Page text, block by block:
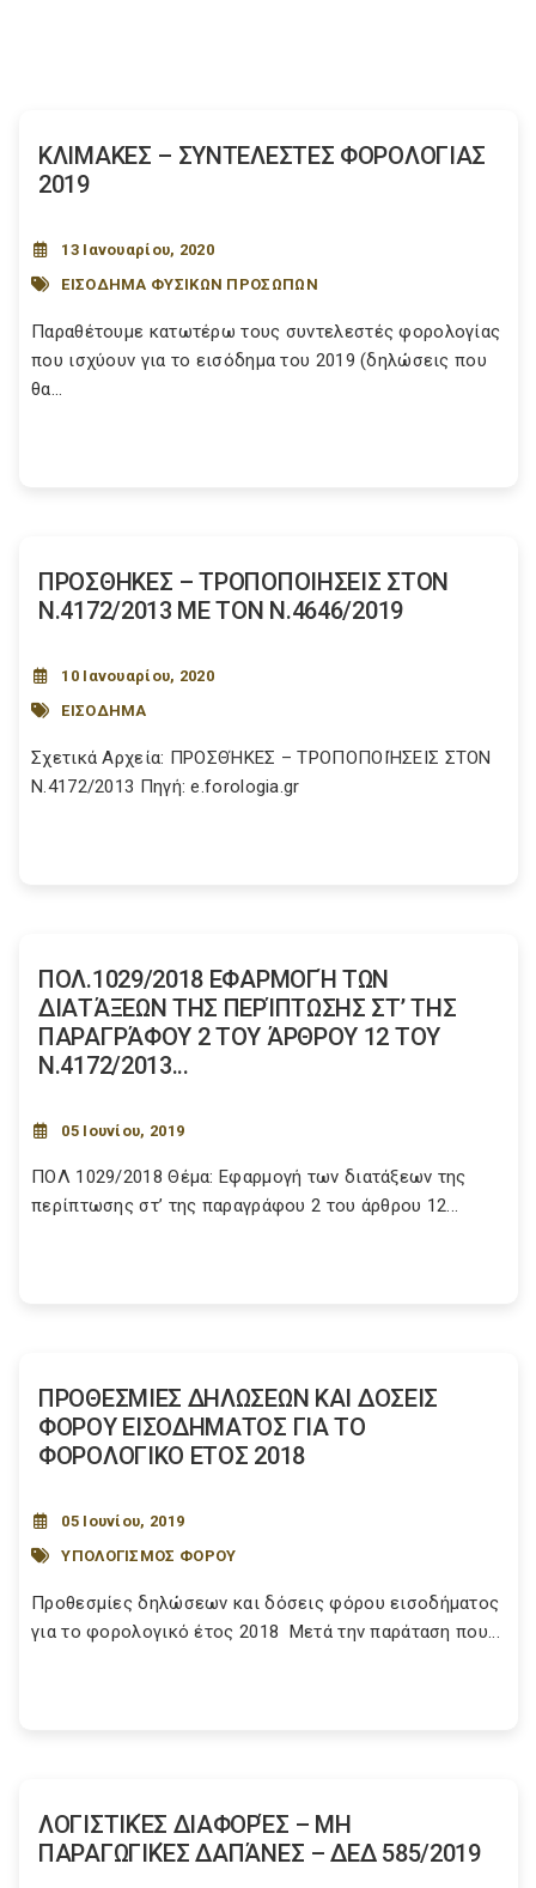
ΚΛΙΜΑΚΕΣ – ΣΥΝΤΕΛΕΣΤΕΣ ΦΟΡΟΛΟΓΙΑΣ
2019
13 Ιανουαρίου, 2020
ΕΙΣΟΔΗΜΑ ΦΥΣΙΚΩΝ ΠΡΟΣΩΠΩΝ
Παραθέτουμε κατωτέρω τους συντελεστές φορολογίας
που ισχύουν για το εισόδημα του 2019 (δηλώσεις που
θα...
ΠΡΟΣΘΗΚΕΣ – ΤΡΟΠΟΠΟΙΗΣΕΙΣ ΣΤΟΝ
Ν.4172/2013 ΜΕ ΤΟΝ Ν.4646/2019
10 Ιανουαρίου, 2020
ΕΙΣΟΔΗΜΑ
Σχετικά Αρχεία: ΠΡΟΣΘΉΚΕΣ – ΤΡΟΠΟΠΟΙΉΣΕΙΣ ΣΤΟΝ
Ν.4172/2013 Πηγή: e.forologia.gr
ΠΟΛ.1029/2018 ΕΦΑΡΜΟΓΉ ΤΩΝ
ΔΙΑΤΆΞΕΩΝ ΤΗΣ ΠΕΡΊΠΤΩΣΗΣ ΣΤ’ ΤΗΣ
ΠΑΡΑΓΡΆΦΟΥ 2 ΤΟΥ ΆΡΘΡΟΥ 12 ΤΟΥ
Ν.4172/2013...
05 Ιουνίου, 2019
ΠΟΛ 1029/2018 Θέμα: Εφαρμογή των διατάξεων της
περίπτωσης στ’ της παραγράφου 2 του άρθρου 12...
ΠΡΟΘΕΣΜΙΕΣ ΔΗΛΩΣΕΩΝ ΚΑΙ ΔΟΣΕΙΣ
ΦΟΡΟΥ ΕΙΣΟΔΗΜΑΤΟΣ ΓΙΑ ΤΟ
ΦΟΡΟΛΟΓΙΚΟ ΕΤΟΣ 2018
05 Ιουνίου, 2019
ΥΠΟΛΟΓΙΣΜΟΣ ΦΟΡΟΥ
Προθεσμίες δηλώσεων και δόσεις φόρου εισοδήματος
για το φορολογικό έτος 2018 Μετά την παράταση που...
ΛΟΓΙΣΤΙΚΈΣ ΔΙΑΦΟΡΈΣ – ΜΗ
ΠΑΡΑΓΩΓΙΚΈΣ ΔΑΠΆΝΕΣ – ΔΕΔ 585/2019